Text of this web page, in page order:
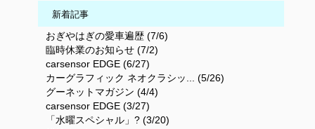
新着記事
おぎやはぎの愛車遍歴 (7/6)
臨時休業のお知らせ (7/2)
carsensor EDGE (6/27)
カーグラフィック ネオクラシッ... (5/26)
グーネットマガジン (4/4)
carsensor EDGE (3/27)
「水曜スペシャル」? (3/20)